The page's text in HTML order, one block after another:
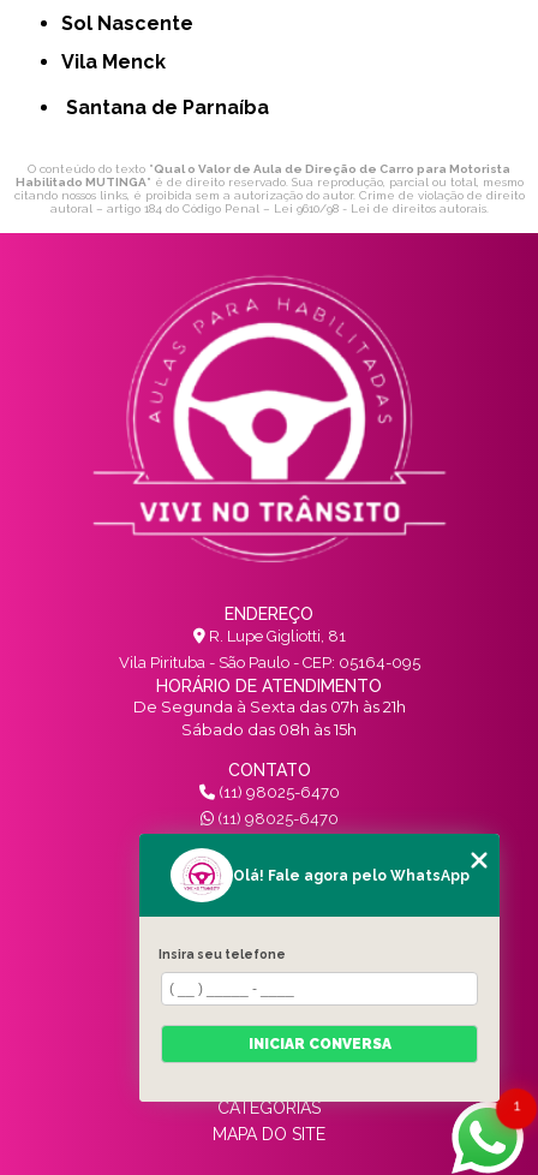
Sol Nascente
Vila Menck
Santana de Parnaíba
O conteúdo do texto "Qual o Valor de Aula de Direção de Carro para Motorista
Habilitado MUTINGA" é de direito reservado. Sua reprodução, parcial ou total, mesmo
citando nossos links, é proibida sem a autorização do autor. Crime de violação de direito
autoral – artigo 184 do Código Penal – Lei 9610/98 - Lei de direitos autorais.
ENDEREÇO
R. Lupe Gigliotti, 81
Vila Pirituba - São Paulo - CEP: 05164-095
HORÁRIO DE ATENDIMENTO
De Segunda à Sexta das 07h às 21h
Sábado das 08h às 15h
CONTATO
(11) 98025-6470
(11) 98025-6470
contato@vivinotransito.com.br
SIGA-NOS!
MENU
HOME
QUEM SOMOS
SERVIÇOS
BLOG
CATEGORIAS
MAPA DO SITE
1
Olá! Fale agora pelo WhatsApp
Insira seu telefone
INICIAR CONVERSA